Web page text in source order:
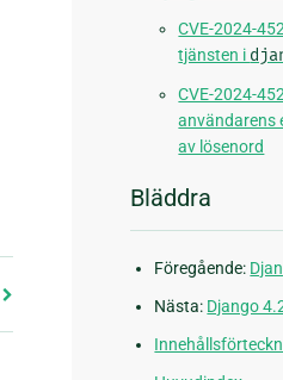
CVE-2024-
tjänsten i
CVE-2024-
användarens
av lösenord
Bläddra
Föregående:
Nästa: Django